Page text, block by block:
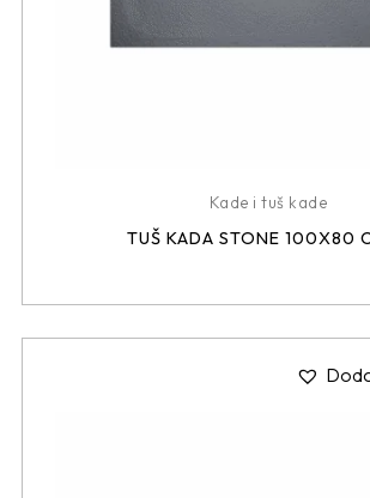
Kade i tuš kade
TUŠ KADA STONE 100X80